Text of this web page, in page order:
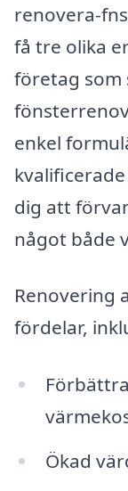
renovera-
få tre olika
företag som
enkel
dig att
något både
Renovering
fördelar,
Ökad